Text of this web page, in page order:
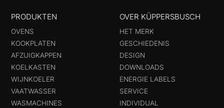
PRODUKTEN
OVENS
KOOKPLATEN
AFZUIGKAPPEN
KOELKASTEN
WIJNKOELER
VAATWASSER
WASMACHINES
OVER KÜPPERSBUSCH
HET MERK
GESCHIEDENIS
DESIGN
DOWNLOADS
ENERGIE LABELS
SERVICE
INDIVIDUAL